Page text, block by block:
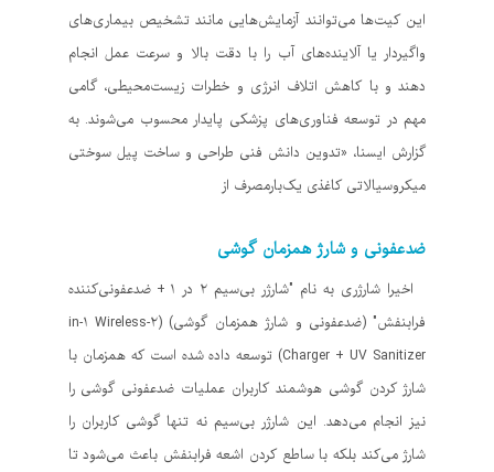
این کیت‌ها می‌توانند آزمایش‌هایی مانند تشخیص بیماری‌های
واگیردار یا آلاینده‌های آب را با دقت بالا و سرعت عمل انجام
دهند و با کاهش اتلاف انرژی و خطرات زیست‌محیطی، گامی
مهم در توسعه فناوری‌های پزشکی پایدار محسوب می‌شوند. به
گزارش ایسنا، «تدوین دانش فنی طراحی و ساخت پیل سوختی
میکروسیالاتی کاغذی یک‌بارمصرف از
ضدعفونی و شارژ همزمان گوشی
اخیرا شارژری به نام "شارژر بی‌سیم ۲ در ۱ + ضدعفونی‌کننده
فرابنفش" (ضدعفونی و شارژ همزمان گوشی) (۲-in-۱ Wireless
Charger + UV Sanitizer) توسعه داده شده است که همزمان با
شارژ کردن گوشی هوشمند کاربران عملیات ضدعفونی گوشی را
نیز انجام می‌دهد. این شارژر بی‌سیم نه تنها گوشی کاربران را
شارژ می‌کند بلکه با ساطع کردن اشعه فرابنفش باعث می‌شود تا